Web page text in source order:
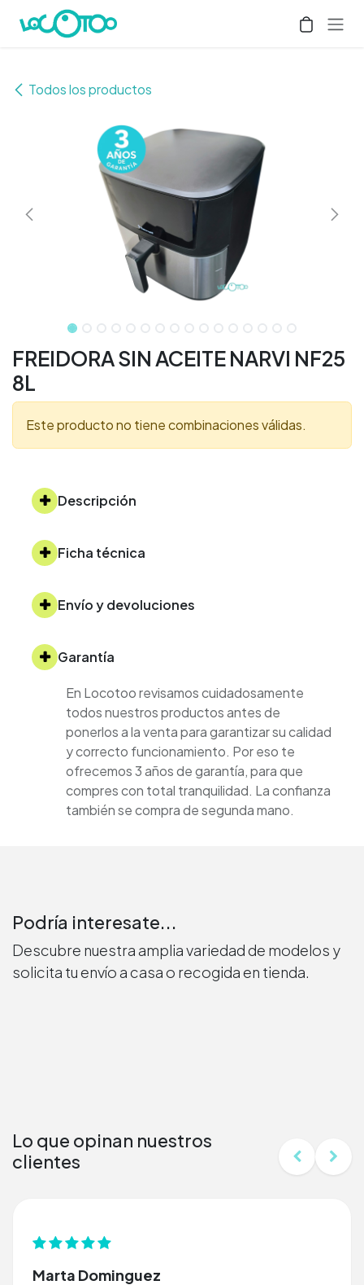
Ir al contenido
Todos los productos
FREIDORA SIN ACEITE NARVI NF25
8L
Este producto no tiene combinaciones válidas.
Descripción
Ficha técnica
Envío y devoluciones
Garantía
En Locotoo revisamos cuidadosamente
todos nuestros productos antes de
ponerlos a la venta para garantizar su calidad
y correcto funcionamiento. Por eso te
ofrecemos 3 años de garantía, para que
compres con total tranquilidad. La confianza
también se compra de segunda mano.
Podría interesate...
Descubre nuestra amplia variedad de modelos y
solicita tu envío a casa o recogida en tienda.
Lo que opinan nuestros
clientes
Marta Dominguez